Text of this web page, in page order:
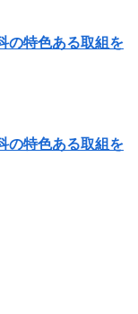
の特色ある取組を
の特色ある取組を